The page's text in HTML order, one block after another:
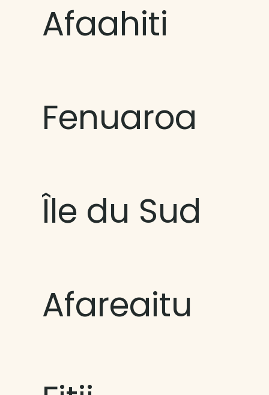
Afaahiti
Fenuaroa
Île du Sud
Afareaitu